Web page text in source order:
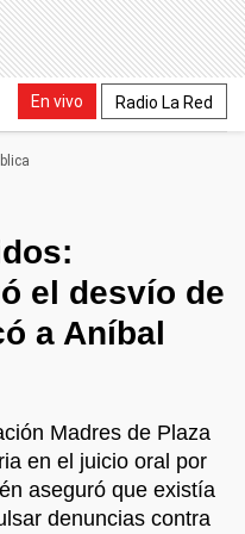
En vivo Radio La Red
el desvío de
a Aníbal
Madres de Plaza
en el juicio oral por
aseguró que existía
denuncias contra